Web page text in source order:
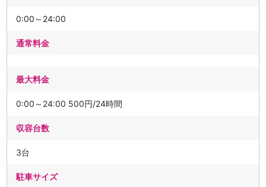
0:00～24:00
通常料金
最大料金
0:00～24:00 500円/24時間
収容台数
3台
駐車サイズ